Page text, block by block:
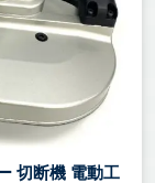
切断機 電動工